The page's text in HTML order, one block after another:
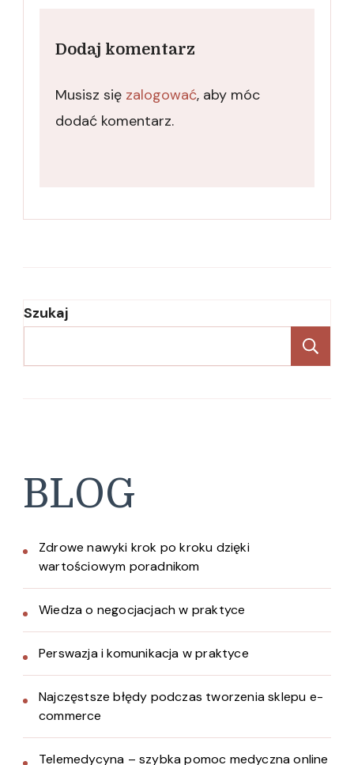
Dodaj komentarz
Musisz się zalogować, aby móc
dodać komentarz.
Szukaj
BLOG
Zdrowe nawyki krok po kroku dzięki
wartościowym poradnikom
Wiedza o negocjacjach w praktyce
Perswazja i komunikacja w praktyce
Najczęstsze błędy podczas tworzenia sklepu e-
commerce
Telemedycyna – szybka pomoc medyczna online